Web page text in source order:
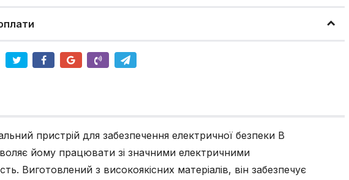
пристрій для забезпечення електричної безпеки B
йому працювати зі значними електричними
Виготовлений з високоякісних матеріалів, він забезпечує